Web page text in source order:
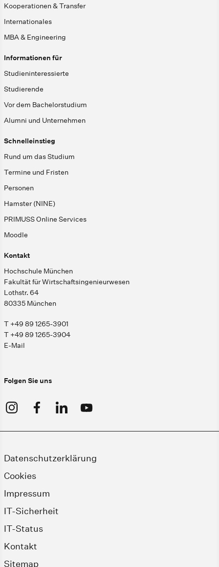
Kooperationen & Transfer
Internationales
MBA & Engineering
Informationen für
Studieninteressierte
Studierende
Vor dem Bachelorstudium
Alumni und Unternehmen
Schnelleinstieg
Rund um das Studium
Termine und Fristen
Personen
Hamster (NINE)
PRIMUSS Online Services
Moodle
Kontakt
Hochschule München
Fakultät für Wirtschaftsingenieurwesen
Lothstr. 64
80335 München
T +49 89 1265-3901
T +49 89 1265-3904
E-Mail
Folgen Sie uns
Datenschutzerklärung
Cookies
Impressum
IT-Sicherheit
IT-Status
Kontakt
Sitemap